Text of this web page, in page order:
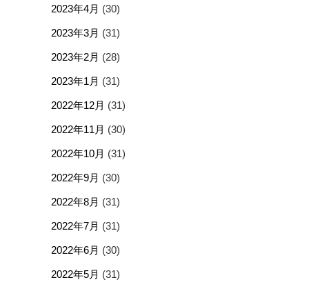
2023年4月 (30)
2023年3月 (31)
2023年2月 (28)
2023年1月 (31)
2022年12月 (31)
2022年11月 (30)
2022年10月 (31)
2022年9月 (30)
2022年8月 (31)
2022年7月 (31)
2022年6月 (30)
2022年5月 (31)